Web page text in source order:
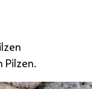
Pilzen.